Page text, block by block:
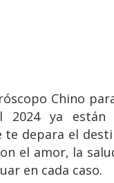
Chino
2024 ya están
te depara el
el amor, la
en cada caso.